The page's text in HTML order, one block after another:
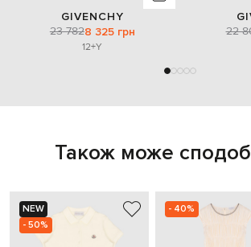
GIVENCHY
23 7828 325 грн
12+Y
22
Також може
NEW
- 50%
- 40%